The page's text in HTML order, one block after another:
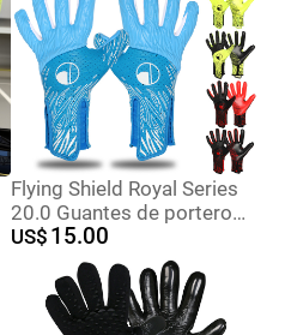
Flying Shield Royal Series
20.0 Guantes de portero
transpirables y
antideslizantes 4mm látex
sin dedos para
entrenamiento de
US$ 15.00